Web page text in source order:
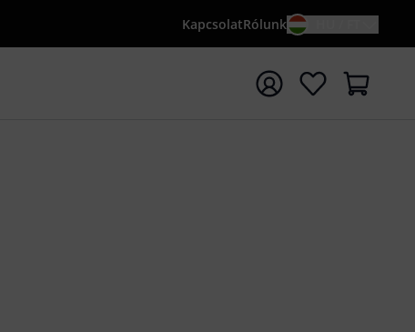
KapcsolatRólunk
indítása {searchTerm} keresőszóval